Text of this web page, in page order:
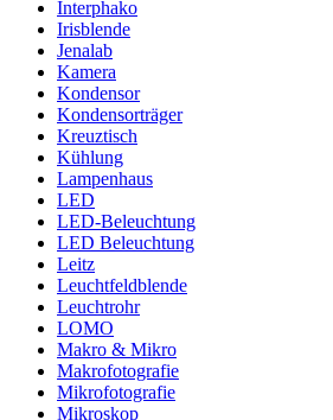
Interphako
Irisblende
Jenalab
Kamera
Kondensor
Kondensorträger
Kreuztisch
Kühlung
Lampenhaus
LED
LED-Beleuchtung
LED Beleuchtung
Leitz
Leuchtfeldblende
Leuchtrohr
LOMO
Makro & Mikro
Makrofotografie
Mikrofotografie
Mikroskop